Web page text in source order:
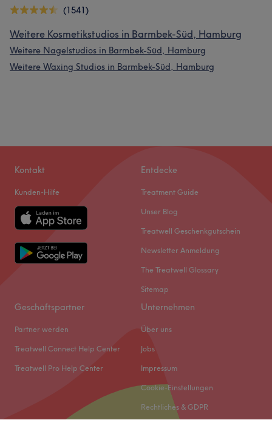
(1541)
Weitere Kosmetikstudios in Barmbek-Süd, Hamburg
Weitere Nagelstudios in Barmbek-Süd, Hamburg
Weitere Waxing Studios in Barmbek-Süd, Hamburg
Kontakt
Kunden-Hilfe
Entdecke
Treatment Guide
Unser Blog
Treatwell Geschenkgutschein
Newsletter Anmeldung
The Treatwell Glossary
Sitemap
Geschäftspartner
Partner werden
Treatwell Connect Help Center
Treatwell Pro Help Center
Unternehmen
Über uns
Jobs
Impressum
Cookie-Einstellungen
Rechtliches & GDPR